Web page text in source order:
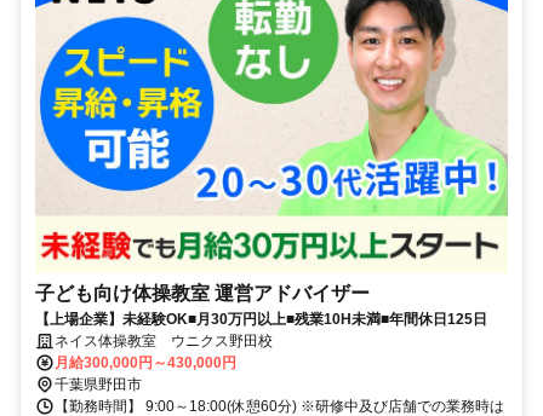
子ども向け体操教室 運営アドバイザー
【上場企業】未経験OK■月30万円以上■残業10H未満■年間休日125日
ネイス体操教室 ウニクス野田校
月給300,000円～430,000円
千葉県野田市
【勤務時間】 9:00～18:00(休憩60分) ※研修中及び店舗での業務時は